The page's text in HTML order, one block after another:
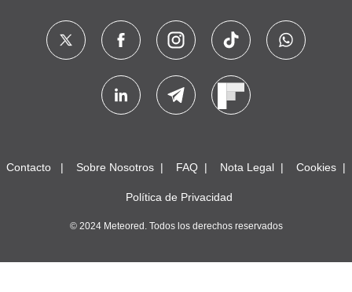
Contacto Sobre Nosotros FAQ Nota Legal Cookies
Política de Privacidad
© 2024 Meteored. Todos los derechos reservados